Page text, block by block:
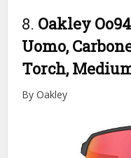
8. Oakley
Uomo,
Torch,
By Oakley